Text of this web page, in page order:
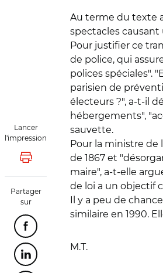
Lancer
l'impression
Lancer l'impression
Partager
sur
Partager cette page sur
Partager cette page sur Linkedin
Au terme du texte
spectacles causant
Pour justifier ce
de police, qui
polices spéciales".
parisien de
électeurs ?", a-t-il
hébergements",
sauvette.
Pour la ministre de
de 1867 et
maire", a-t-elle
de loi a un objectif
Il y a peu de
similaire en 1990.
M.T.